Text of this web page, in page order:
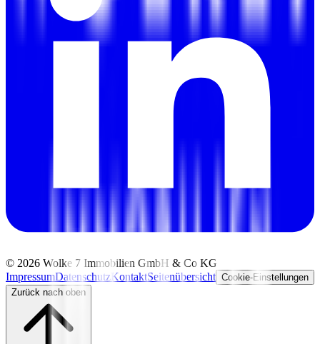
© 2026 Wolke 7 Immobilien GmbH & Co KG
ImpressumDatenschutzKontaktSeitenübersicht Cookie-Einstellungen
Zurück nach oben